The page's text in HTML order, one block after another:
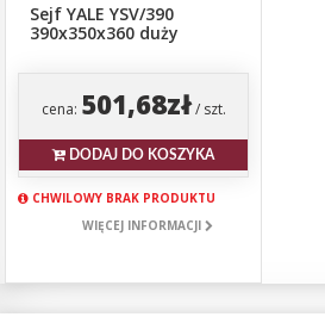
Sejf YALE YSV/390
390x350x360 duży
cena: 501,68zł/ szt.
DODAJ DO KOSZYKA
CHWILOWY BRAK PRODUKTU
WIĘCEJ INFORMACJI